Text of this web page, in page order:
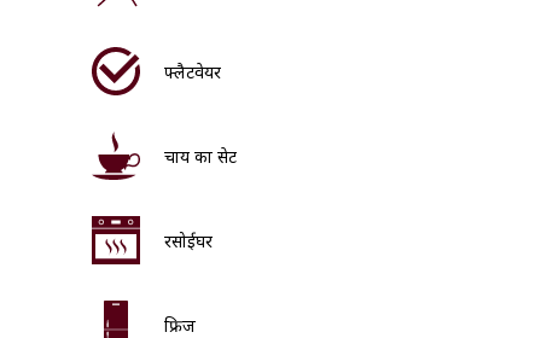
फ्लैटवेयर
चाय का सेट
रसोईघर
फ्रिज